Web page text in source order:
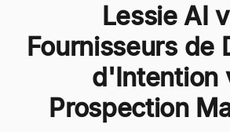
Lessie AI
Fournisseurs de
d'Intention
Prospection